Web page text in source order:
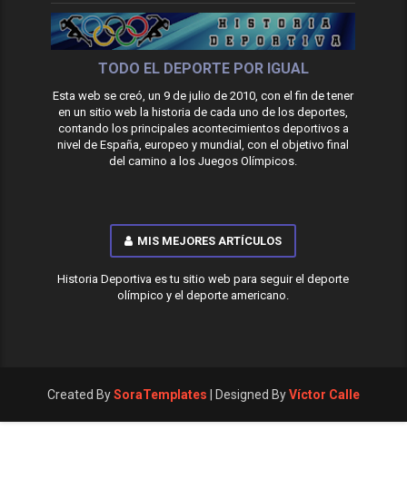
TODO EL DEPORTE POR IGUAL
Esta web se creó, un 9 de julio de 2010, con el fin de tener
en un sitio web la historia de cada uno de los deportes,
contando los principales acontecimientos deportivos a
nivel de España, europeo y mundial, con el objetivo final
del camino a los Juegos Olímpicos.
MIS MEJORES ARTÍCULOS
Historia Deportiva es tu sitio web para seguir el deporte
olímpico y el deporte americano.
Created BySoraTemplates | Designed ByVíctor Calle